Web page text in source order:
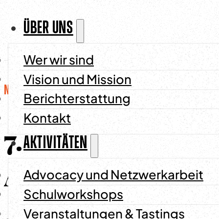
ÜBER UNS
Wer wir sind
Vision und Mission
Berichterstattung
Kontakt
AKTIVITÄTEN
Advocacy und Netzwerkarbeit
Schulworkshops
Veranstaltungen & Tastings
Nachrichten / 27 Mai 2026
7.
Ausgabe